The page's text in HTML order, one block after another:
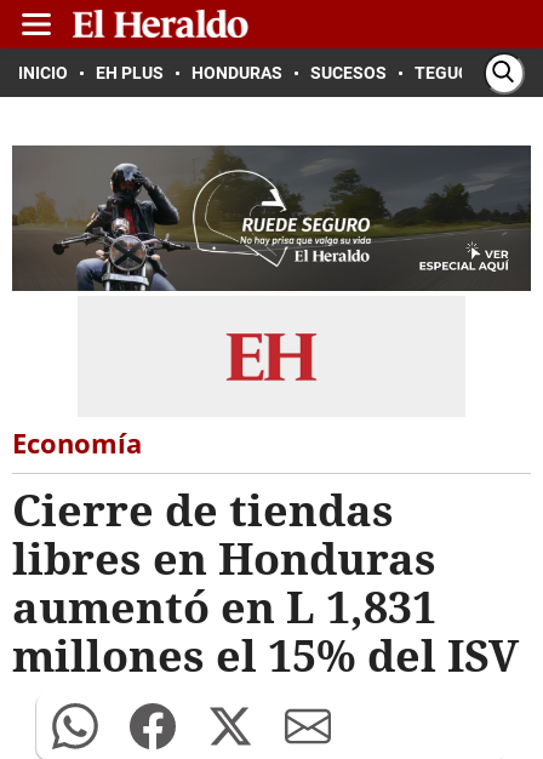
INICIO EH PLUS HONDURAS SUCESOS TEGUCIGALPA
Economía
Cierre de tiendas
libres en Honduras
aumentó en L 1,831
millones el 15% del ISV